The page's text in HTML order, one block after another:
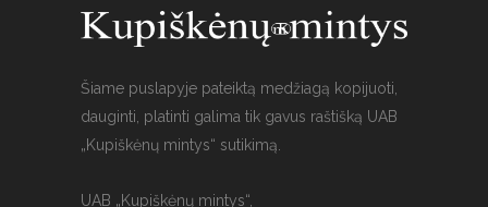
Šiame puslapyje pateiktą medžiagą kopijuoti,
dauginti, platinti galima tik gavus raštišką UAB
„Kupiškėnų mintys“ sutikimą.
UAB „Kupiškėnų mintys“,